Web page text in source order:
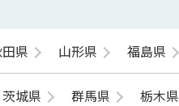
県 山形県 福島県
茨城県 群馬県 栃木県